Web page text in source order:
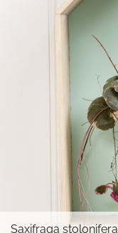
Saxifraga stolonifera